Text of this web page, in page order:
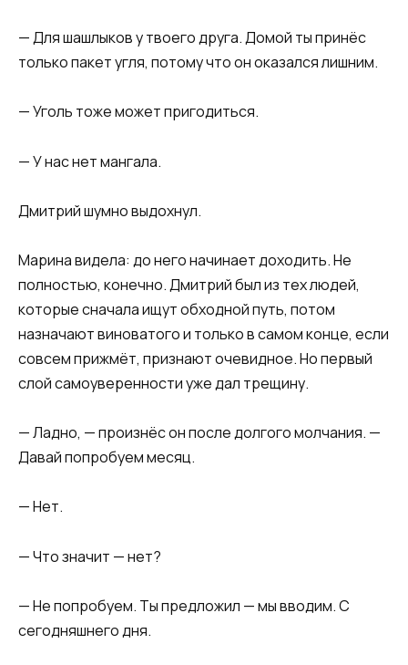
— Для шашлыков у твоего друга. Домой ты принёс
только пакет угля, потому что он оказался лишним.
— Уголь тоже может пригодиться.
— У нас нет мангала.
Дмитрий шумно выдохнул.
Марина видела: до него начинает доходить. Не
полностью, конечно. Дмитрий был из тех людей,
которые сначала ищут обходной путь, потом
назначают виноватого и только в самом конце, если
совсем прижмёт, признают очевидное. Но первый
слой самоуверенности уже дал трещину.
— Ладно, — произнёс он после долгого молчания. —
Давай попробуем месяц.
— Нет.
— Что значит — нет?
— Не попробуем. Ты предложил — мы вводим. С
сегодняшнего дня.